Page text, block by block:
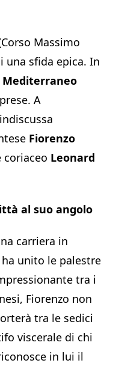
Massimo
una sfida epica. In
Mediterraneo
A
Fiorenzo
Leonard
al suo angolo
carriera in
ha unito le palestre
tra i
Fiorenzo non
tra le sedici
viscerale di chi
in lui il